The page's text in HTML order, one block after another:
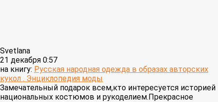
Svetlana
21 декабря 0:57
на книгу: Русская народная одежда в образах авторских
кукол . Энциклопедия моды
Замечательный подарок всем,кто интересуется историей
национальных костюмов и рукоделием.Прекрасное